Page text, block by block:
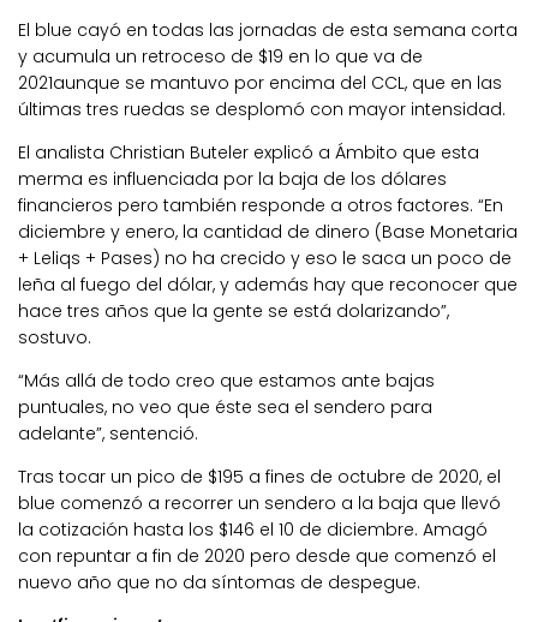
El blue cayó en todas las jornadas de esta semana corta
y acumula un retroceso de $19 en lo que va de
2021aunque se mantuvo por encima del CCL, que en las
últimas tres ruedas se desplomó con mayor intensidad.
El analista Christian Buteler explicó a Ámbito que esta
merma es influenciada por la baja de los dólares
financieros pero también responde a otros factores. “En
diciembre y enero, la cantidad de dinero (Base Monetaria
+ Leliqs + Pases) no ha crecido y eso le saca un poco de
leña al fuego del dólar, y además hay que reconocer que
hace tres años que la gente se está dolarizando”,
sostuvo.
“Más allá de todo creo que estamos ante bajas
puntuales, no veo que éste sea el sendero para
adelante”, sentenció.
Tras tocar un pico de $195 a fines de octubre de 2020, el
blue comenzó a recorrer un sendero a la baja que llevó
la cotización hasta los $146 el 10 de diciembre. Amagó
con repuntar a fin de 2020 pero desde que comenzó el
nuevo año que no da síntomas de despegue.